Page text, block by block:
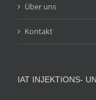
Über uns
Kontakt
IAT INJEKTIONS-